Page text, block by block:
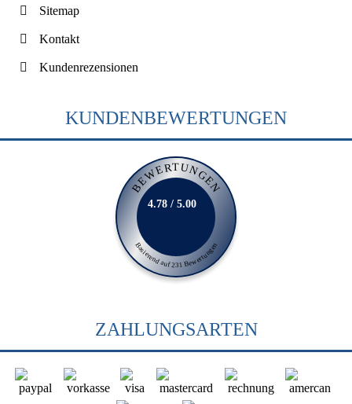
Sitemap
Kontakt
Kundenrezensionen
KUNDENBEWERTUNGEN
BEWERTUNGEN
Basierend auf 231 Bewertungen
4.78 / 5.00
ZAHLUNGSARTEN